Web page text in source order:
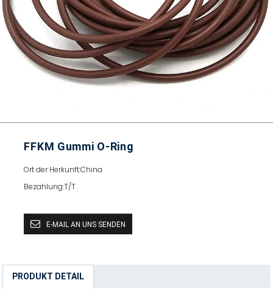
FFKM Gummi O-Ring
Ort der Herkunft:China
Bezahlung:T/T
E-MAIL AN UNS SENDEN
PRODUKT DETAIL